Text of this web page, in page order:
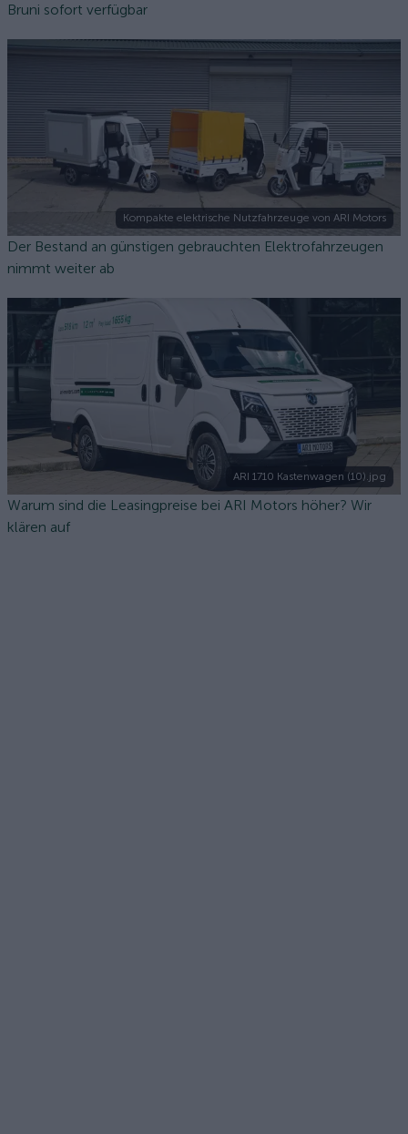
Bruni sofort verfügbar
Kompakte elektrische Nutzfahrzeuge von ARI Motors
Der Bestand an günstigen gebrauchten Elektrofahrzeugen
nimmt weiter ab
ARI 1710 Kastenwagen (10).jpg
Warum sind die Leasingpreise bei ARI Motors höher? Wir
klären auf